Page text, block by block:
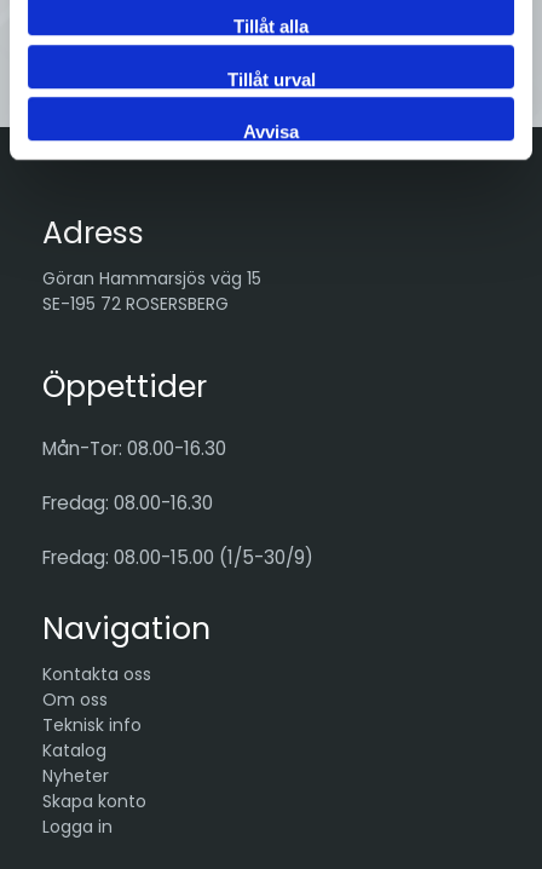
Tillåt alla
Tillåt urval
Avvisa
Kontakta oss
Adress
Göran Hammarsjös väg 15
SE-195 72 ROSERSBERG
Öppettider
Mån-Tor: 08.00-16.30
Fredag: 08.00-16.30
Fredag: 08.00-15.00 (1/5-30/9)
Navigation
Kontakta oss
Om oss
Teknisk info
Katalog
Nyheter
Skapa konto
Logga in